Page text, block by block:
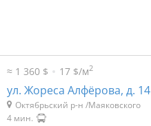
≈ 1 360 $ 17 $/м2
ул. Жореса Алфёрова, д. 14
Октябрьский р-н /Маяковского
4 мин.